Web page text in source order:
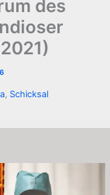
des
, Schicksal